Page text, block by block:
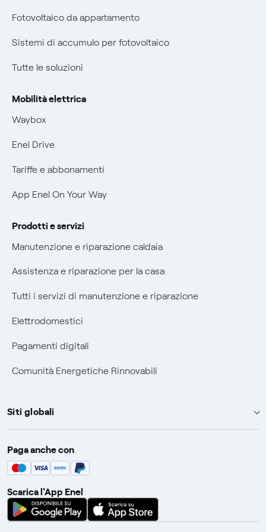
Certificazioni
Nuove regole europee per la protezione dei dati
Offerte Placet non vulnerabili
Mobilità Elettrica
Phishing e truffe online
Verifica chi ti ha chiamato
Agevolazione utenti con disabilità per offerte Fibra
Fotovoltaico da appartamento
Sistemi di accumulo per fotovoltaico
Tutte le soluzioni
Mobilità elettrica
Waybox
Enel Drive
Tariffe e abbonamenti
App Enel On Your Way
Prodotti e servizi
Manutenzione e riparazione caldaia
Assistenza e riparazione per la casa
Tutti i servizi di manutenzione e riparazione
Elettrodomestici
Pagamenti digitali
Comunità Energetiche Rinnovabili
Siti globali
Enel Group
Enel Green Power
Global Procurement
Gridspertise
Paga anche con
Scarica l'App Enel